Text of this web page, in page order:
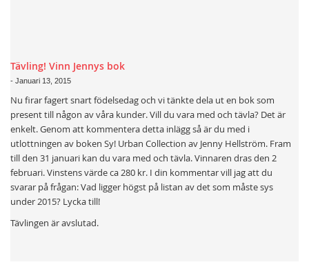
Tävling! Vinn Jennys bok
- Januari 13, 2015
Nu firar fagert snart födelsedag och vi tänkte dela ut en bok som
present till någon av våra kunder. Vill du vara med och tävla? Det är
enkelt. Genom att kommentera detta inlägg så är du med i
utlottningen av boken Sy! Urban Collection av Jenny Hellström. Fram
till den 31 januari kan du vara med och tävla. Vinnaren dras den 2
februari. Vinstens värde ca 280 kr. I din kommentar vill jag att du
svarar på frågan: Vad ligger högst på listan av det som måste sys
under 2015? Lycka till!
Tävlingen är avslutad.